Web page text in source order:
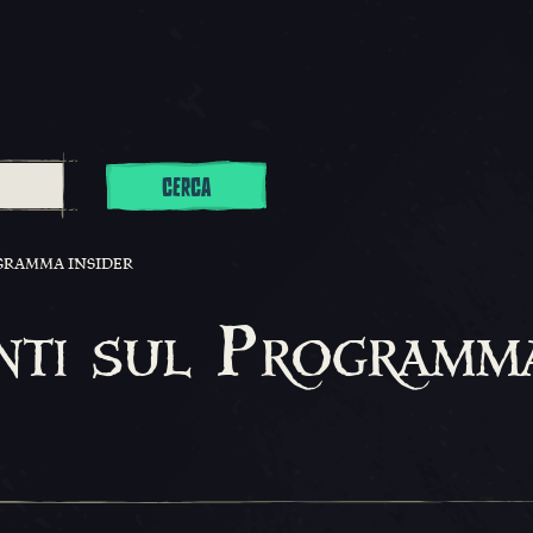
CERCA
INSIDER
sul